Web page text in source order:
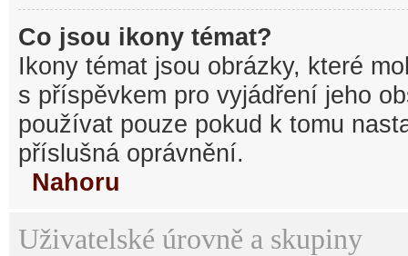
Co jsou ikony témat?
Ikony témat jsou obrázky, které
s příspěvkem pro vyjádření jeho
používat pouze pokud k tomu
příslušná oprávnění.
Nahoru
Uživatelské úrovně a skupiny